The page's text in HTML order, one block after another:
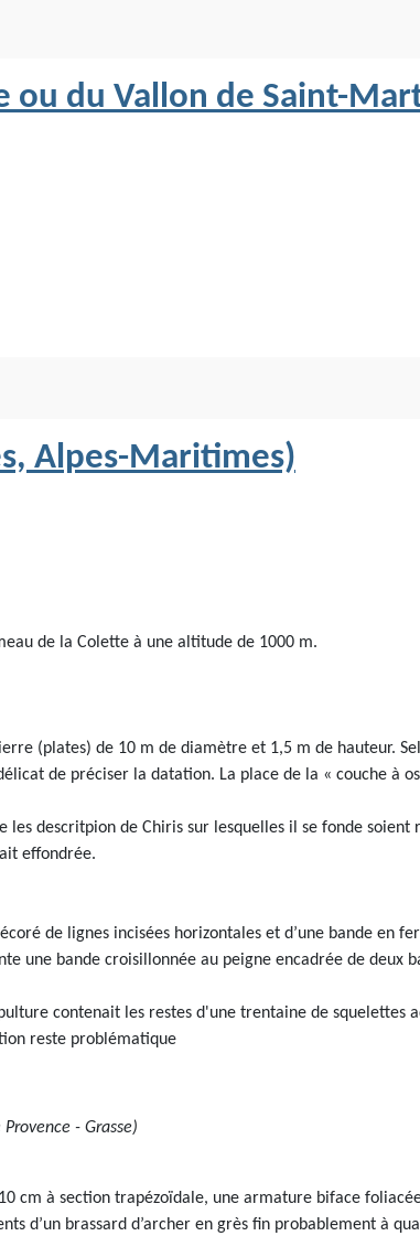
du Vallon de Saint-
Alpes-Maritimes)
de la Colette à une altitude de 1000 m.
(plates) de 10 m de diamètre et 1,5 m de hauteur.
de préciser la datation. La place de la « couche à
les descritpion de Chiris sur lesquelles il se fonde
effondrée.
de lignes incisées horizontales et d’une bande en
une bande croisillonnée au peigne encadrée de deux
contenait les restes d'une trentaine de
reste problématique
- Grasse)
cm à section trapézoïdale, une armature biface
d’un brassard d’archer en grès fin probablement à